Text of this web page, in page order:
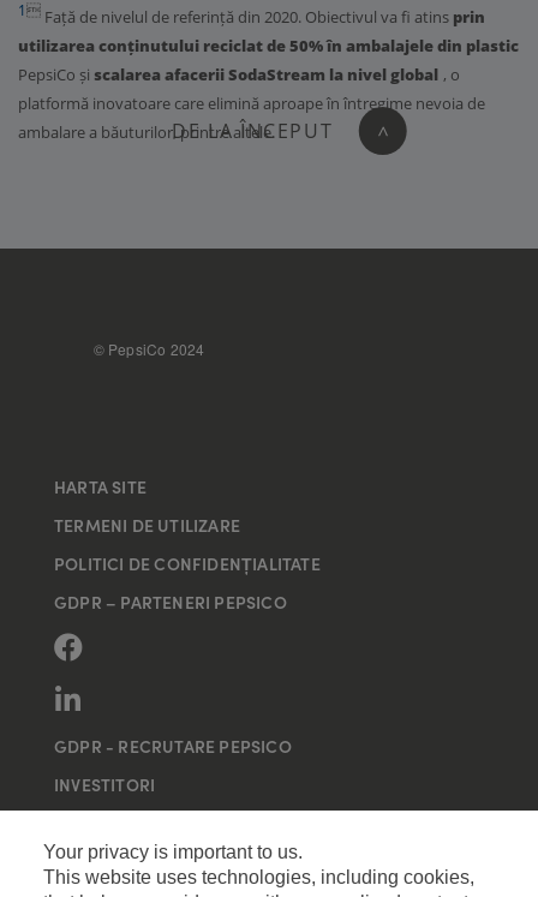
Your privacy is important to us.
This website uses technologies, including cookies,
1 Față de nivelul de referință din 2020. Obiectivul va fi atins prin
utilizarea conținutului reciclat de 50% în ambalajele din plastic
PepsiCo și scalarea afacerii SodaStream la nivel global , o
platformă inovatoare care elimină aproape în întregime nevoia de
ambalare a băuturilor, printre altele.
FOOTER
© PepsiCo 2024
HARTA SITE
TERMENI DE UTILIZARE
POLITICI DE CONFIDENȚIALITATE
GDPR – PARTENERI PEPSICO
GDPR - RECRUTARE PEPSICO
INVESTITORI
DE LA ÎNCEPUT >